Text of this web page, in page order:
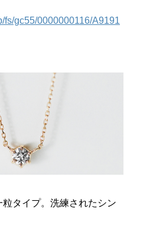
fs/gc55/0000000116/A9191
タイプ。洗練されたシン